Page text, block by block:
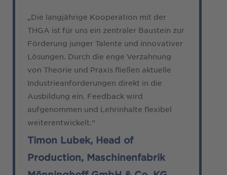
„Die langjährige Kooperation mit der
THGA ist für uns ein zentraler Baustein zur
Förderung junger Talente und innovativer
Lösungen. Durch die enge Verzahnung
von Theorie und Praxis fließen aktuelle
Industrieanforderungen direkt in die
Ausbildung ein. Feedback wird
aufgenommen und Lehrinhalte flexibel
weiterentwickelt.“
Timon Lubek, Head of
Production, Maschinenfabrik